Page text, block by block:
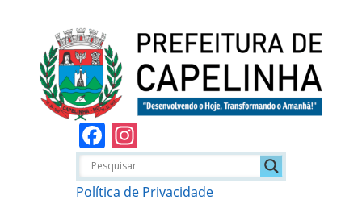
Facebook
Política de Privacidade